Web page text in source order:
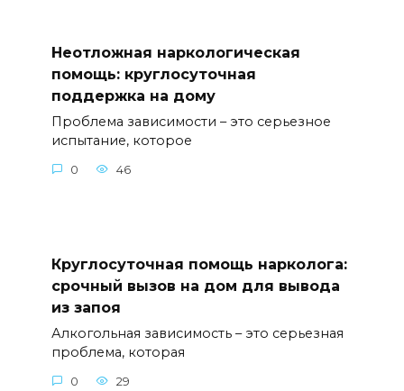
Неотложная наркологическая
помощь: круглосуточная
поддержка на дому
Проблема зависимости – это серьезное
испытание, которое
0 46
Круглосуточная помощь нарколога:
срочный вызов на дом для вывода
из запоя
Алкогольная зависимость – это серьезная
проблема, которая
0 29